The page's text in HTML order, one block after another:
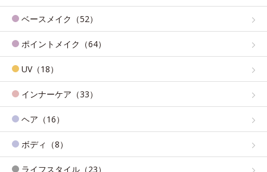
ベースメイク（52）
ポイントメイク（64）
UV（18）
インナーケア（33）
ヘア（16）
ボディ（8）
ライフスタイル（23）